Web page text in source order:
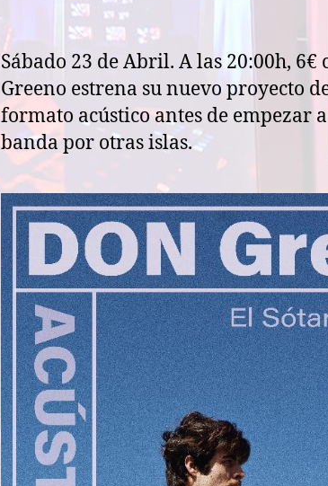
la
entrada
Sábado 23 de Abril. A las 20:00h,
Greeno estrena su nuevo proyecto
formato acústico antes de empezar
banda por otras islas.